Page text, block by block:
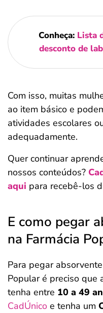
Conheça: Lista
desconto de
Com isso, muitas
ao item básico e
atividades escolares
adequadamente.
Quer continuar
nossos conteúdos?
aqui para recebê-los
E como pegar
na Farmácia
Para pegar
Popular é preciso que
tenha entre 10 a 49
CadÚnico e tenha um